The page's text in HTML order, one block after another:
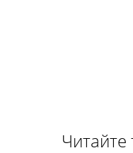
Читайте